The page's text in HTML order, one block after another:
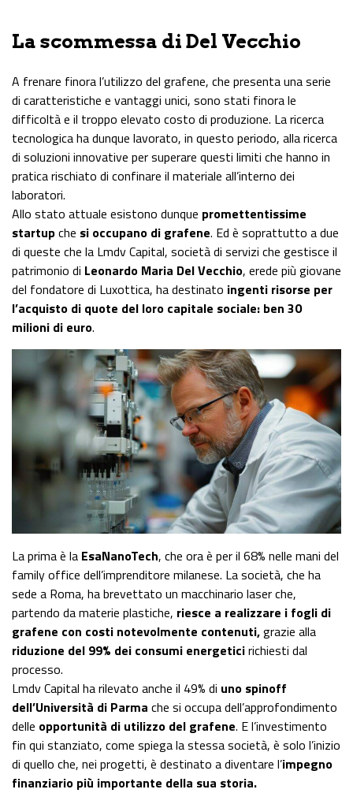
La scommessa di Del Vecchio
A frenare finora l’utilizzo del grafene, che presenta una serie
di caratteristiche e vantaggi unici, sono stati finora le
difficoltà e il troppo elevato costo di produzione. La ricerca
tecnologica ha dunque lavorato, in questo periodo, alla ricerca
di soluzioni innovative per superare questi limiti che hanno in
pratica rischiato di confinare il materiale all’interno dei
laboratori.
Allo stato attuale esistono dunque promettentissime
startupche si occupano di grafene. Ed è soprattutto a due
di queste che la Lmdv Capital, società di servizi che gestisce il
patrimonio di Leonardo Maria Del Vecchio, erede più giovane
del fondatore di Luxottica, ha destinato ingenti risorse per
l’acquisto di quote del loro capitale sociale: ben 30
milioni di euro.
La prima è la EsaNanoTech, che ora è per il 68% nelle mani del
family office dell’imprenditore milanese. La società, che ha
sede a Roma, ha brevettato un macchinario laser che,
partendo da materie plastiche, riesce a realizzare i fogli di
grafene con costi notevolmente contenuti,grazie alla
riduzione del 99% dei consumi energeticirichiesti dal
processo.
Lmdv Capital ha rilevato anche il 49% di uno spinoff
dell’Università di Parma che si occupa dell’approfondimento
delle opportunità di utilizzo del grafene. E l’investimento
fin qui stanziato, come spiega la stessa società, è solo l’inizio
di quello che, nei progetti, è destinato a diventare l’impegno
finanziario più importante della sua storia.